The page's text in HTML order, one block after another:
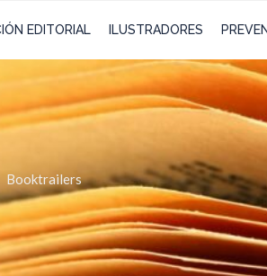
EDITORIAL ILUSTRADORES
Booktrailers